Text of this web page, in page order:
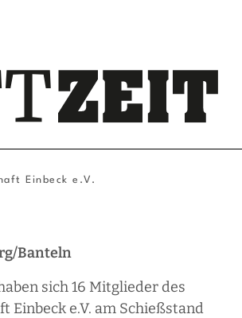
Einbeck e.V.
Banteln
sich 16 Mitglieder des
Einbeck e.V. am Schießstand